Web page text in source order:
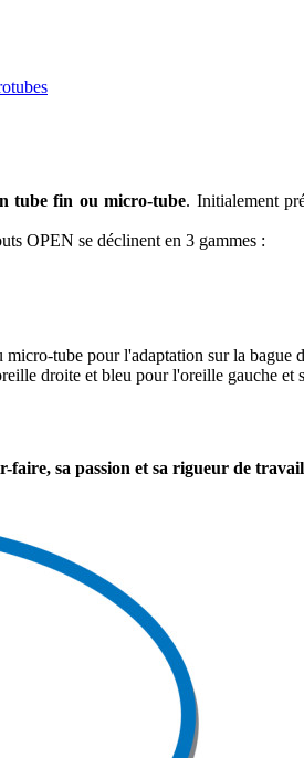
tube fin ou micro-tube. Initialement
OPEN se déclinent en 3 gammes :
tube pour l'adaptation sur la bague
droite et bleu pour l'oreille gauche
sa passion et sa rigueur de